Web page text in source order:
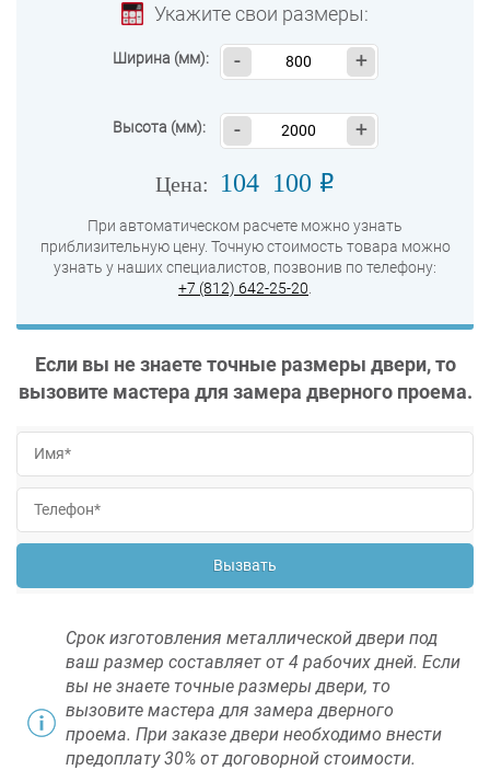
Укажите свои размеры:
Ширина (мм): - +
Высота (мм): - +
Цена: 104 100 o
При автоматическом расчете можно узнать
приблизительную цену. Точную стоимость товара можно
узнать у наших специалистов, позвонив по телефону:
+7 (812) 642-25-20
Если вы не знаете точные размеры двери, то
вызовите мастера для замера дверного проема.
Вызвать
Срок изготовления металлической двери под
ваш размер составляет от 4 рабочих дней. Если
вы не знаете точные размеры двери, то
вызовите мастера для замера дверного
проема. При заказе двери необходимо внести
предоплату 30% от договорной стоимости.